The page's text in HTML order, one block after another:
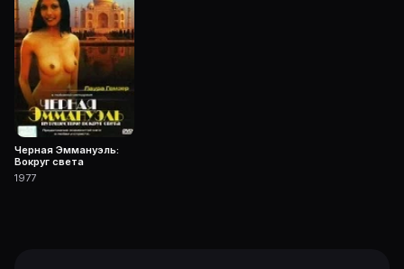
Черная Эммануэль:
Вокруг света
1977